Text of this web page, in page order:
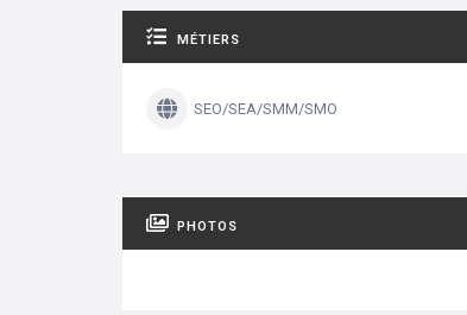
MÉTIERS
SEO/SEA/SMM/SMO
PHOTOS